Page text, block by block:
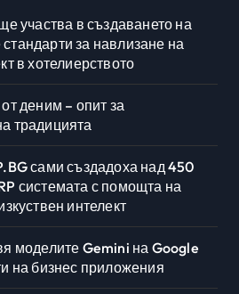
участва в създаването на
за навлизане на
в хотелиерството
деним – опит за
традицията
сами създадоха над 450
системата с помощта на
интелект
моделите Gemini на Google
на бизнес приложения